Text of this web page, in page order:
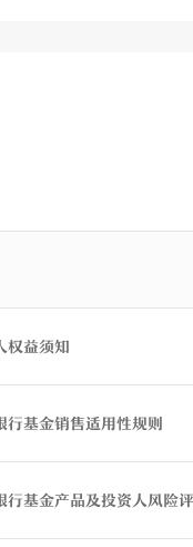
权益须知
行基金销售适用性规则
行基金产品及投资人风险